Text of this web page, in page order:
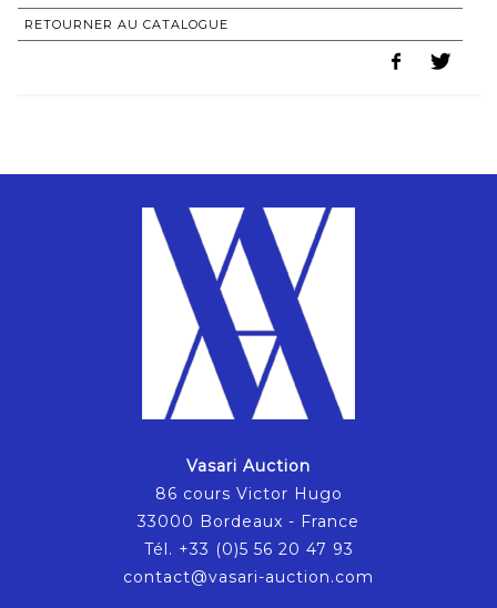
RETOURNER AU CATALOGUE
Vasari Auction
86 cours Victor Hugo
33000 Bordeaux - France
Tél. +33 (0)5 56 20 47 93
contact@vasari-auction.com